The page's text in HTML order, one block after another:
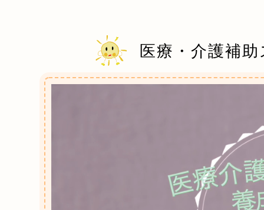
医療・介護補